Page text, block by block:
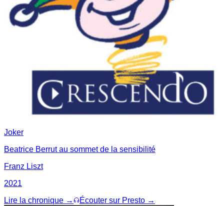
Joker
Beatrice Berrut au sommet de la sensibilité
Franz Liszt
2021
Lire la chronique →
Écouter sur Presto →